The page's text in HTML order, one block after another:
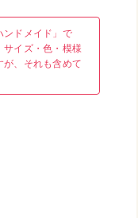
ドメイド」で
イズ・色・模様
、それも含めて